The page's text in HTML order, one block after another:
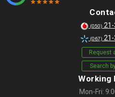
(050)
(067)
Request
Search
Working
Mon-Fri: